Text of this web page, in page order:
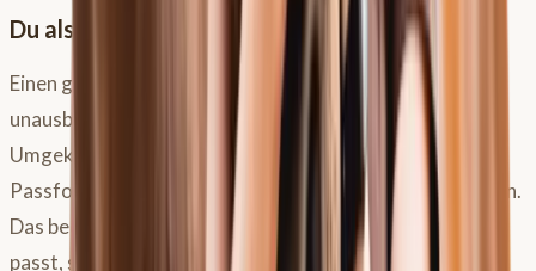
Du als Reiter – ein entscheidender Faktor
Einen gut passenden Sattel kannst du durch einen
unausbalancierten Sitz deinem Pferd “madig” machen.
Umgekehrt können sehr gute Reiter oft kleine
Passformungenauigkeiten durch ihren Sitz kompensieren.
Das bedeutet nicht, dass jeder Sattel auf jedes Pferd
passt, solange du gut reitest, aber dein Reitersitz ist ein